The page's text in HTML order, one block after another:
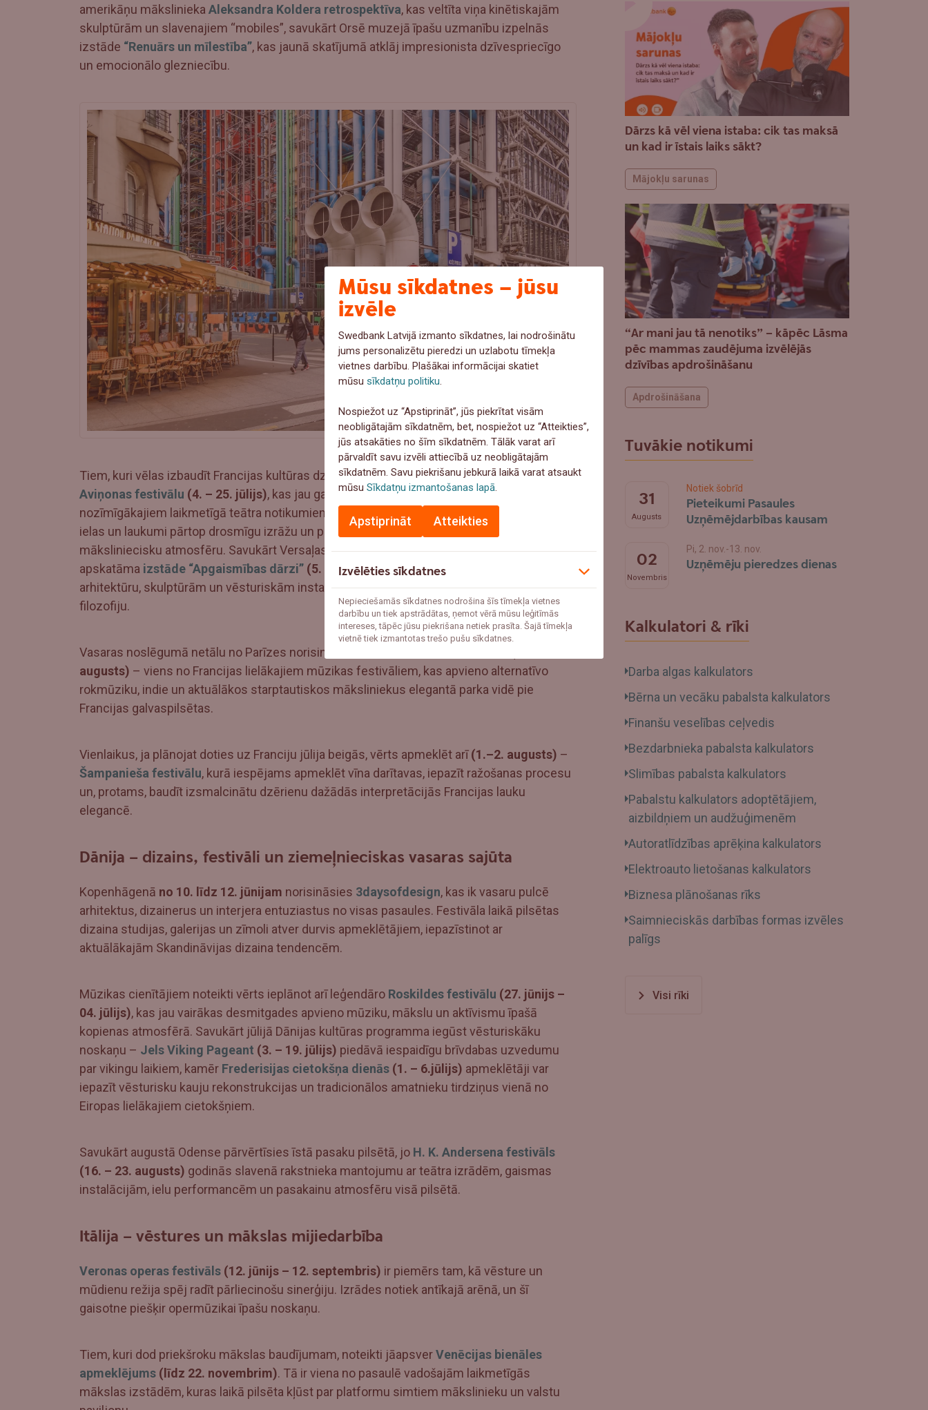
amerikāņu mākslinieka Aleksandra Koldera retrospektīva, kas veltīta viņa kinētiskajām
skulptūrām un slavenajiem “mobiles”, savukārt Orsē muzejā īpašu uzmanību izpelnās
izstāde “Renuārs un mīlestība”, kas jaunā skatījumā atklāj impresionista dzīvespriecīgo
un emocionālo glezniecību.
Tiem, kuri vēlas izbaudīt Francijas kultūras dzīvi ārpus galvaspilsētas, vērts ieplānot arī
Aviņonas festivālu (4. – 25. jūlijs), kas jau gadiem tiek uzskatīts par vienu no
nozīmīgākajiem laikmetīgā teātra notikumiem Eiropā. Vasarā Aviņonas vēsturiskie pagalmi,
ielas un laukumi pārtop drosmīgu izrāžu un performanču skatuvēs, radot īpašu
māksliniecisku atmosfēru. Savukārt Versaļas pils dārzos līdz pat septembra beigām
apskatāma izstāde “Apgaismības dārzi”(5. maijs – 27. septembris.)
arhitektūru, skulptūrām un vēsturiskām instalācijām atklāj 18. gadsimta estētiku un
filozofiju.
Vasaras noslēgumā netālu no Parīzes norisināsies arī
augusts) – viens no Francijas lielākajiem mūzikas festivāliem, kas apvieno alternatīvo
rokmūziku, indie un aktuālākos starptautiskos māksliniekus elegantā parka vidē pie
Francijas galvaspilsētas.
Vienlaikus, ja plānojat doties uz Franciju jūlija beigās, vērts apmeklēt arī(1.–2. augusts) –
Šampanieša festivālu, kurā iespējams apmeklēt vīna darītavas, iepazīt ražošanas procesu
un, protams, baudīt izsmalcinātu dzērienu dažādās interpretācijās Francijas lauku
elegancē.
Dānija – dizains, festivāli un ziemeļnieciskas vasaras sajūta
Kopenhāgenā no 10. līdz 12. jūnijam norisināsies 3daysofdesign, kas ik vasaru pulcē
arhitektus, dizainerus un interjera entuziastus no visas pasaules. Festivāla laikā pilsētas
dizaina studijas, galerijas un zīmoli atver durvis apmeklētājiem, iepazīstinot ar
aktuālākajām Skandināvijas dizaina tendencēm.
Mūzikas cienītājiem noteikti vērts ieplānot arī leģendāro Roskildes festivālu (27. jūnijs –
04. jūlijs), kas jau vairākas desmitgades apvieno mūziku, mākslu un aktīvismu īpašā
kopienas atmosfērā. Savukārt jūlijā Dānijas kultūras programma iegūst vēsturiskāku
noskaņu – Jels Viking Pageant (3. – 19. jūlijs) piedāvā iespaidīgu brīvdabas uzvedumu
par vikingu laikiem, kamēr Frederisijas cietokšņa dienās(1. – 6.jūlijs) apmeklētāji var
iepazīt vēsturisku kauju rekonstrukcijas un tradicionālos amatnieku tirdziņus vienā no
Eiropas lielākajiem cietokšņiem.
Savukārt augustā Odense pārvērtīsies īstā pasaku pilsētā, jo H. K. Andersena festivāls
(16. – 23. augusts) godinās slavenā rakstnieka mantojumu ar teātra izrādēm, gaismas
instalācijām, ielu performancēm un pasakainu atmosfēru visā pilsētā.
Itālija – vēstures un mākslas mijiedarbība
Veronas operas festivāls(12. jūnijs – 12. septembris) ir piemērs tam, kā vēsture un
mūdienu režija spēj radīt pārliecinošu sinerģiju. Izrādes notiek antīkajā arēnā, un šī
gaisotne piešķir opermūzikai īpašu noskaņu.
Tiem, kuri dod priekšroku mākslas baudījumam, noteikti jāapsverVenēcijas bienāles
apmeklējums(līdz 22. novembrim). Tā ir viena no pasaulē vadošajām laikmetīgās
mākslas izstādēm, kuras laikā pilsēta kļūst par platformu simtiem mākslinieku un valstu
Dārzs kā vēl viena istaba: cik tas maksā
un kad ir īstais laiks sākt?
Mājokļu sarunas
“Ar mani jau tā nenotiks” – kāpēc Lāsma
pēc mammas zaudējuma izvēlējās
dzīvības apdrošināšanu
Apdrošināšana
Tuvākie notikumi
31
Augusts
Notiek šobrīd
Pieteikumi Pasaules
Uzņēmējdarbības kausam
02
Novembris
Pi, 2. nov.-13. nov.
Uzņēmēju pieredzes dienas
Kalkulatori & rīki
Darba algas kalkulators
Bērna un vecāku pabalsta kalkulators
Finanšu veselības ceļvedis
Bezdarbnieka pabalsta kalkulators
Slimības pabalsta kalkulators
Pabalstu kalkulators adoptētājiem,
aizbildņiem un audžuģimenēm
Autoratlīdzības aprēķina kalkulators
Elektroauto lietošanas kalkulators
Biznesa plānošanas rīks
Saimnieciskās darbības formas izvēles
palīgs
Visi rīki
Mūsu sīkdatnes – jūsu
izvēle
Swedbank Latvijā izmanto sīkdatnes, lai nodrošinātu
jums personalizētu pieredzi un uzlabotu tīmekļa
vietnes darbību. Plašākai informācijai skatiet
mūsusīkdatņu politiku.
Nospiežot uz “Apstiprināt”, jūs piekrītat visām
neobligātajām sīkdatnēm, bet, nospiežot uz “Atteikties”,
jūs atsakāties no šīm sīkdatnēm. Tālāk varat arī
pārvaldīt savu izvēli attiecībā uz neobligātajām
sīkdatnēm. Savu piekrišanu jebkurā laikā varat atsaukt
mūsuSīkdatņu izmantošanas lapā.
Apstiprināt Atteikties
Izvēlēties sīkdatnes
Nepieciešamās sīkdatnes nodrošina šīs tīmekļa vietnes
darbību un tiek apstrādātas, ņemot vērā mūsu leģitīmās
intereses, tāpēc jūsu piekrišana netiek prasīta. Šajā tīmekļa
vietnē tiek izmantotas trešo pušu sīkdatnes.